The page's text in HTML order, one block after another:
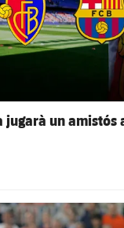
jugarà un amistós
FCB